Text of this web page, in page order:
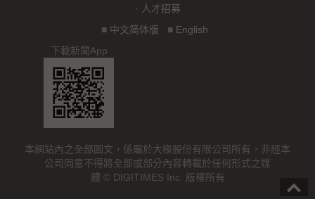
· 人才招募
■ 中文简体版 ■ English
下載新聞App
本網站內之全部圖文，係屬於大椽股份有限公司所有，非經本
公司同意不得將全部或部分內容轉載於任何形式之媒
體 © DIGITIMES Inc. 版權所有